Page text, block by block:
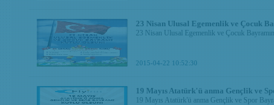
23 Nisan Ulusal Egemenlik ve Çocuk
23 Nisan Ulusal Egemenlik ve Çocuk
2015-04-22 10:52:30
19 Mayıs Atatürk'ü anma Gençlik ve
19 Mayıs Atatürk'ü anma Gençlik ve Spor